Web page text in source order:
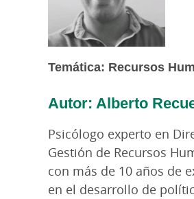
Temática: Recursos
Autor: Alberto
Psicólogo experto en
Gestión de Recursos
con más de 10 años de
en el desarrollo de